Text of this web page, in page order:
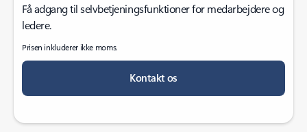
Få adgang til selvbetjeningsfunktioner for medarbejdere og
ledere.
Prisen inkluderer ikke moms.
Kontakt os